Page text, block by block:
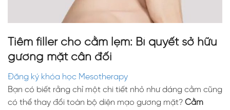
Tiêm filler cho cằm lẹm: Bí quyết sở hữu
gương mặt cân đối
Đăng ký khóa học Mesotherapy
Bạn có biết rằng chỉ một chi tiết nhỏ như dáng cằm cũng
có thể thay đổi toàn bộ diện mạo gương mặt? Cằm